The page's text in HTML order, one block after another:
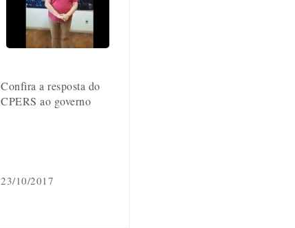
Confira a resposta do
CPERS ao governo
23/10/2017